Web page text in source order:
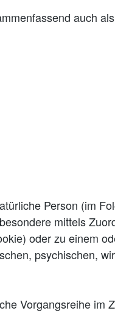
auch als
Person (im
mittels
oder zu einem
psychischen,
Vorgangsreihe im